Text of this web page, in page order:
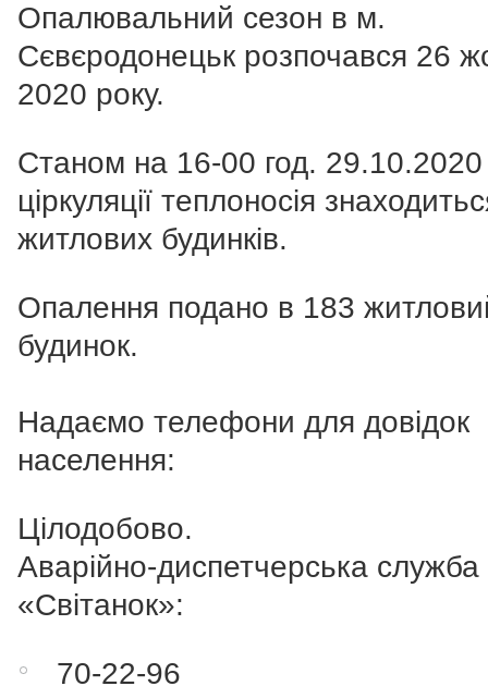
Опалювальний сезон в м.
Сєвєродонецьк розпочався 26
2020 року.
Станом на 16-00 год.
ціркуляції теплоносія
житлових будинків.
Опалення подано в 183
будинок.
Надаємо телефони для довідок
населення:
Цілодобово.
Аварійно-диспетчерська
«Світанок»:
70-22-96